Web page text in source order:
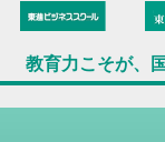
教育力こそが、